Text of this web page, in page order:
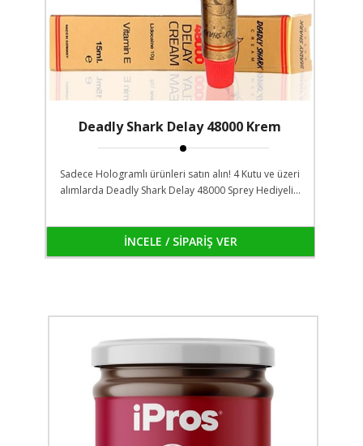
Deadly Shark Delay 48000 Krem
Sadece Hologramlı ürünleri satın alın! 4 Kutu ve üzeri
alımlarda Deadly Shark Delay 48000 Sprey Hediyeli...
İNCELE / SİPARİŞ VER